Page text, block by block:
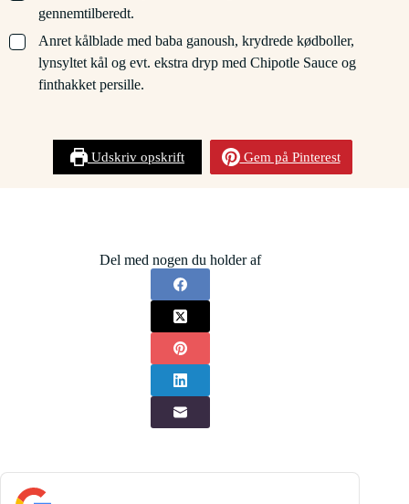
gennemtilberedt.
▢
Anret kålblade med baba ganoush, krydrede kødboller,
lynsyltet kål og evt. ekstra dryp med Chipotle Sauce og
finthakket persille.
Udskriv opskrift Gem på Pinterest
Del med nogen du holder af